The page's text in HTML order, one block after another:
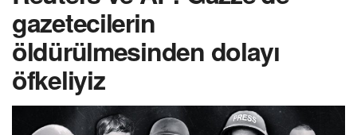
gazetecilerin
öldürülmesinden dolayı
öfkeliyiz